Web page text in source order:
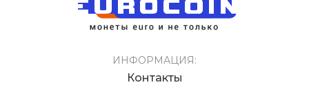
ИНФОРМАЦИЯ:
Контакты